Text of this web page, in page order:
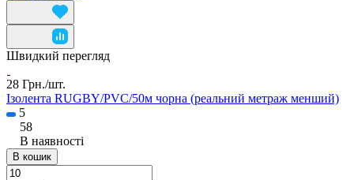
Швидкий перегляд
28 Грн./шт.
Ізолента RUGBY/PVC/50м чорна (реальний метраж менший)
5
58
В наявності
В кошик